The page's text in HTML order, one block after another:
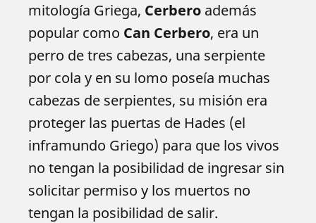
mitología Griega, Cerbero además
popular como Can Cerbero, era un
perro de tres cabezas, una serpiente
por cola y en su lomo poseía muchas
cabezas de serpientes, su misión era
proteger las puertas de Hades (el
inframundo Griego) para que los vivos
no tengan la posibilidad de ingresar sin
solicitar permiso y los muertos no
tengan la posibilidad de salir.